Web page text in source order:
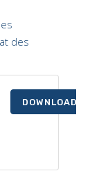
des
DOWNLOAD